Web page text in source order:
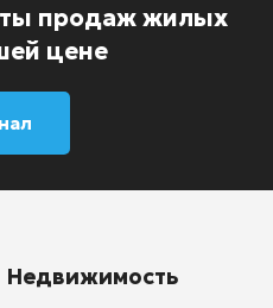
продаж жилых
цене
Недвижимость